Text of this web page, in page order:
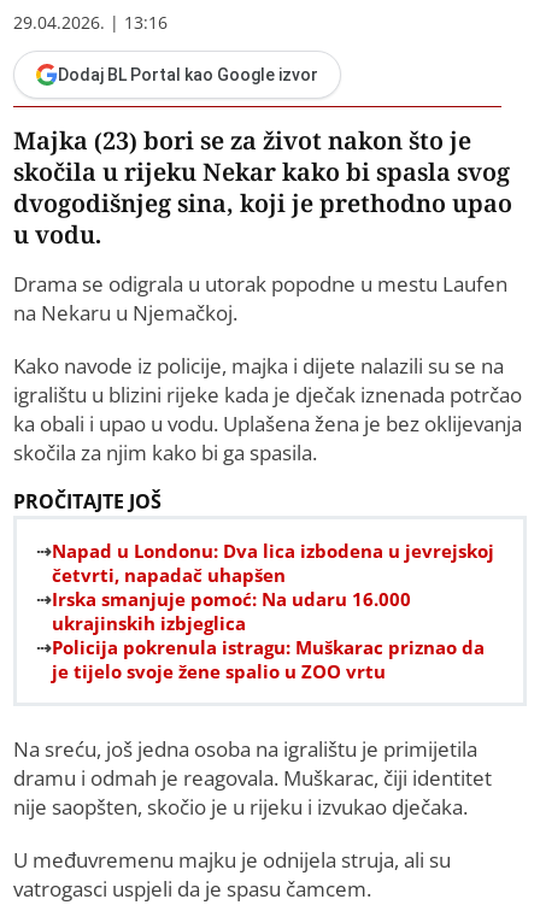
29.04.2026. | 13:16
Dodaj BL Portal kao Google izvor
Majka (23) bori se za život nakon što je
skočila u rijeku Nekar kako bi spasla svog
dvogodišnjeg sina, koji je prethodno upao
u vodu.
Drama se odigrala u utorak popodne u mestu Laufen
na Nekaru u Njemačkoj.
Kako navode iz policije, majka i dijete nalazili su se na
igralištu u blizini rijeke kada je dječak iznenada potrčao
ka obali i upao u vodu. Uplašena žena je bez oklijevanja
skočila za njim kako bi ga spasila.
PROČITAJTE JOŠ
Napad u Londonu: Dva lica izbodena u jevrejskoj
četvrti, napadač uhapšen
Irska smanjuje pomoć: Na udaru 16.000
ukrajinskih izbjeglica
Policija pokrenula istragu: Muškarac priznao da
je tijelo svoje žene spalio u ZOO vrtu
Na sreću, još jedna osoba na igralištu je primijetila
dramu i odmah je reagovala. Muškarac, čiji identitet
nije saopšten, skočio je u rijeku i izvukao dječaka.
U međuvremenu majku je odnijela struja, ali su
vatrogasci uspjeli da je spasu čamcem.